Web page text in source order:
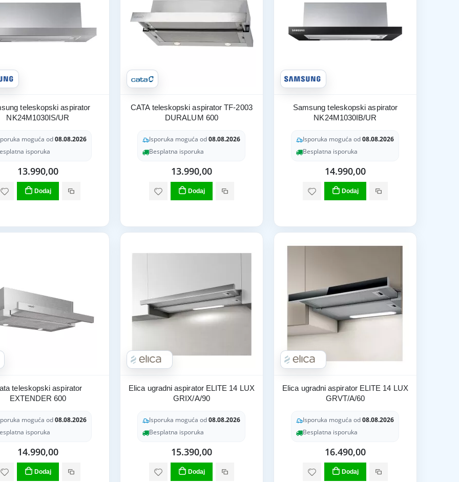
teleskopski aspirator
NK24M1030IS/UR
moguća od08.08.2026
isporuka
13.990,00
Dodaj
CATA teleskopski aspirator TF-2003
DURALUM 600
Isporuka moguća od08.08.2026
Besplatna isporuka
13.990,00
Dodaj
Samsung teleskopski aspirator
NK24M1030IB/UR
Isporuka moguća od08.08.2026
Besplatna isporuka
14.990,00
Dodaj
teleskopski aspirator
EXTENDER 600
moguća od08.08.2026
isporuka
14.990,00
Dodaj
Elica ugradni aspirator ELITE 14 LUX
GRIX/A/90
Isporuka moguća od08.08.2026
Besplatna isporuka
15.390,00
Dodaj
Elica ugradni aspirator ELITE 14 LUX
GRVT/A/60
Isporuka moguća od08.08.2026
Besplatna isporuka
16.490,00
Dodaj